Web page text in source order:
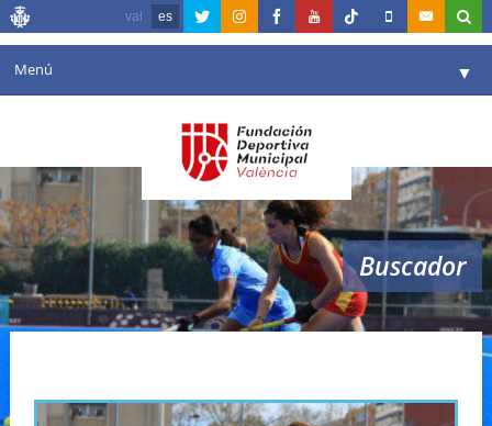
val es
Menú ▼
Agenda
Instalaciones ▼
Comunicación ▼
Valencia en deporte ▼
Reservas
Buscador
preolimpico